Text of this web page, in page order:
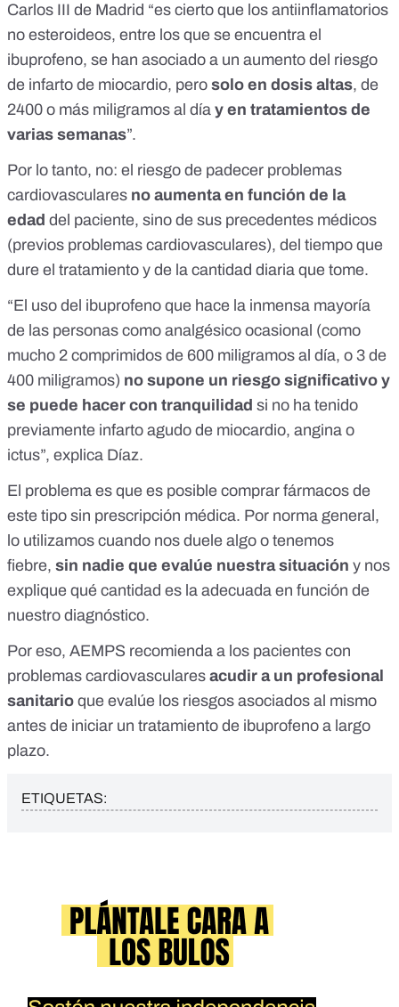
Carlos III de Madrid “es cierto que los antiinflamatorios
no esteroideos, entre los que se encuentra el
ibuprofeno, se han asociado a un aumento del riesgo
de infarto de miocardio, pero solo en dosis altas, de
2400 o más miligramos al día y en tratamientos de
varias semanas”.
Por lo tanto, no: el riesgo de padecer problemas
cardiovasculares no aumenta en función de la
edad del paciente, sino de sus precedentes médicos
(previos problemas cardiovasculares), del tiempo que
dure el tratamiento y de la cantidad diaria que tome.
“El uso del ibuprofeno que hace la inmensa mayoría
de las personas como analgésico ocasional (como
mucho 2 comprimidos de 600 miligramos al día, o 3 de
400 miligramos) no supone un riesgo significativo y
se puede hacer con tranquilidad si no ha tenido
previamente infarto agudo de miocardio, angina o
ictus”, explica Díaz.
El problema es que es posible comprar fármacos de
este tipo sin prescripción médica. Por norma general,
lo utilizamos cuando nos duele algo o tenemos
fiebre, sin nadie que evalúe nuestra situación y nos
explique qué cantidad es la adecuada en función de
nuestro diagnóstico.
Por eso, AEMPS recomienda a los pacientes con
problemas cardiovasculares acudir a un profesional
sanitario que evalúe los riesgos asociados al mismo
antes de iniciar un tratamiento de ibuprofeno a largo
plazo.
ETIQUETAS: